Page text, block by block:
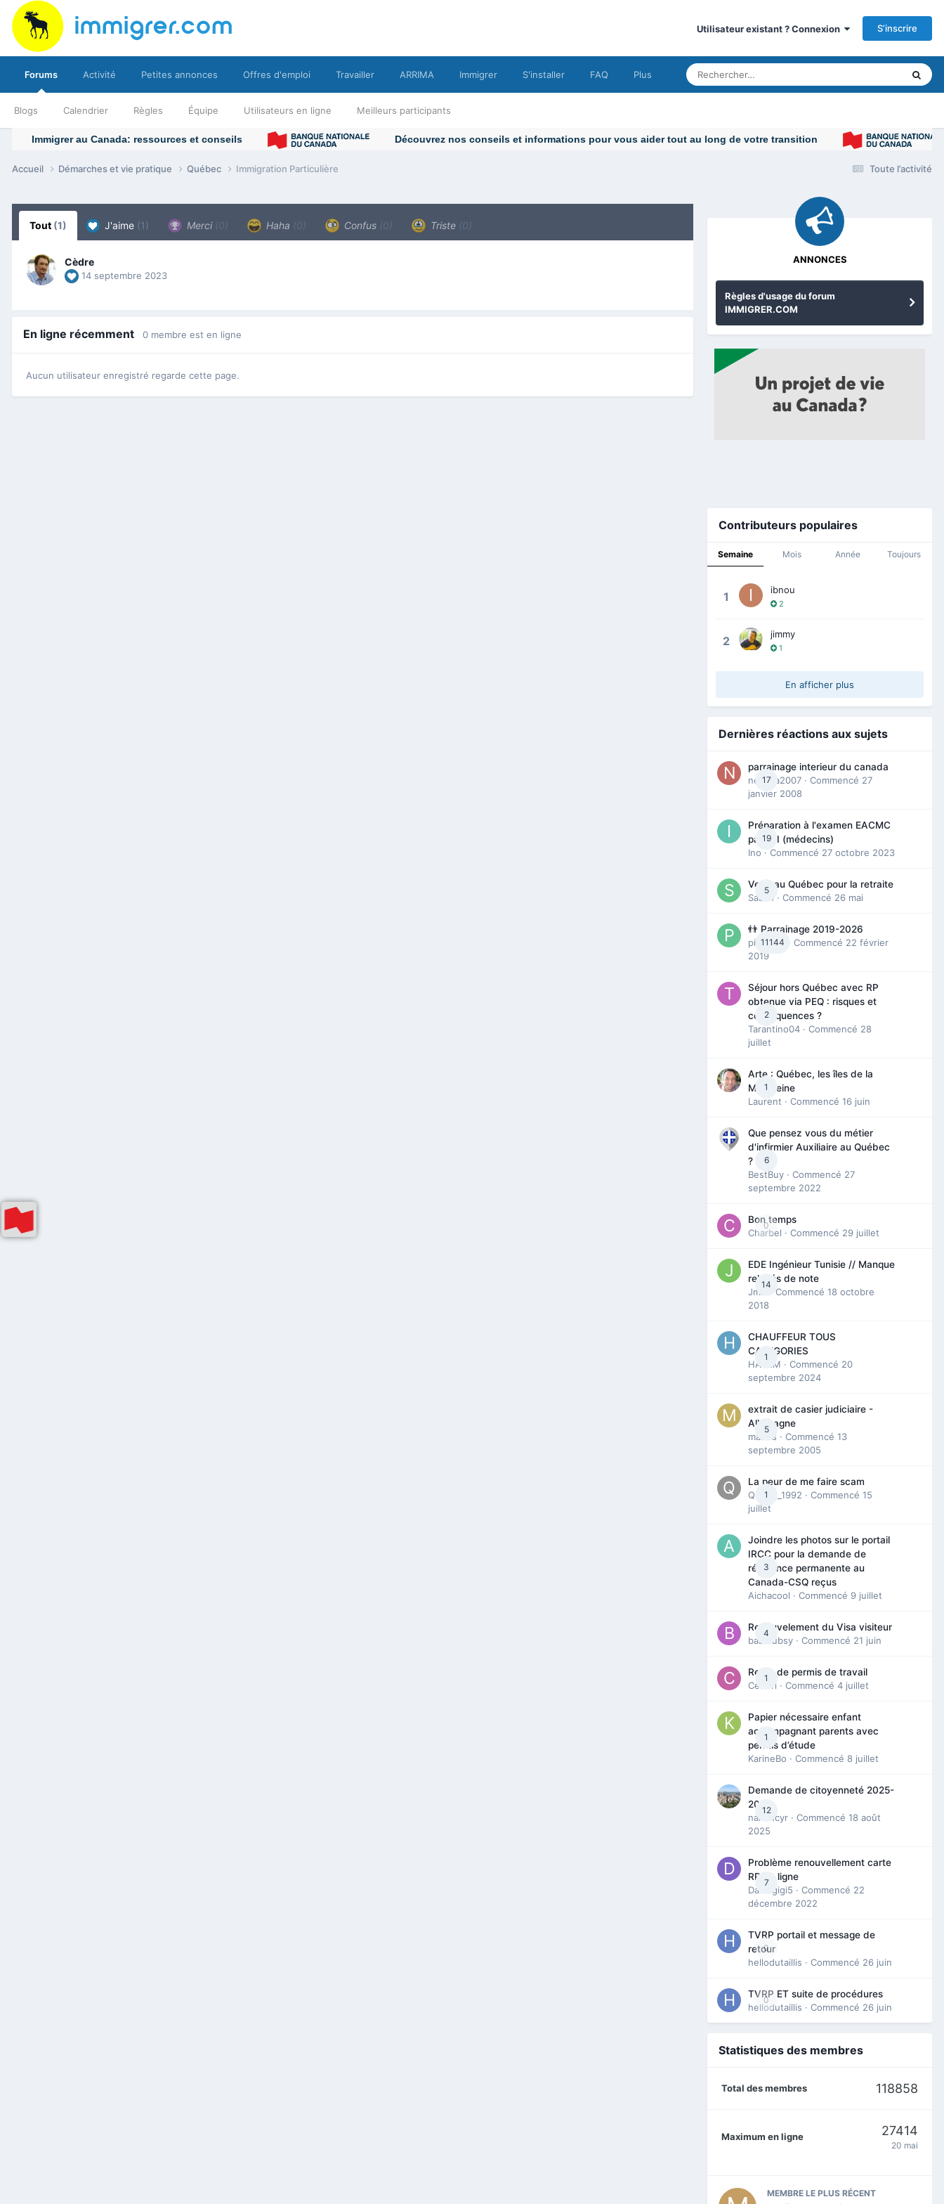
Utilisateur existant ? Connexion S’inscrire
Forums
Blogs Calendrier Règles Équipe Utilisateurs en ligne Meilleurs participants
Activité Petites annonces Offres d'emploi Travailler ARRIMA Immigrer S'installer FAQ Plus
Toute l’activité
Accueil Démarches et vie pratique Québec Immigration Particulière
Tout (1) J'aime (1) Merci (0) Haha (0) Confus (0) Triste (0)
Cèdre
14 septembre 2023
En ligne récemment 0 membre est en ligne
Aucun utilisateur enregistré regarde cette page.
ANNONCES
Règles d'usage du forum
IMMIGRER.COM
Contributeurs populaires
Semaine Mois Année Toujours
1 ibnou
2
2 jimmy
1
En afficher plus
Dernières réactions aux sujets
17
parrainage interieur du canada
nedjma2007 · Commencé 27
janvier 2008
19
Préparation à l'examen EACMC
partie I (médecins)
Ino · Commencé 27 octobre 2023
5
Venir au Québec pour la retraite
Sab74 · Commencé 26 mai
11144
👬 Parrainage 2019-2026
piinoush
· Commencé 22 février
2019
2
Séjour hors Québec avec RP
obtenue via PEQ : risques et
conséquences ?
Tarantino04 · Commencé 28
juillet
1
Arte : Québec, les îles de la
Madeleine
Laurent · Commencé 16 juin
6
Que pensez vous du métier
d'infirmier Auxiliaire au Québec
?
BestBuy · Commencé 27
septembre 2022
0
Bon temps
Charbel · Commencé 29 juillet
14
EDE Ingénieur Tunisie // Manque
relevés de note
Jmili
· Commencé 18 octobre
2018
1
CHAUFFEUR TOUS
CATEGORIES
HAZEM · Commencé 20
septembre 2024
5
extrait de casier judiciaire -
Allemagne
maries · Commencé 13
septembre 2005
1
La peur de me faire scam
Queen_1992 · Commencé 15
juillet
3
Joindre les photos sur le portail
IRCC pour la demande de
résidence permanente au
Canada-CSQ reçus
Aichacool · Commencé 9 juillet
4
Renouvelement du Visa visiteur
babibubsy · Commencé 21 juin
1
Refus de permis de travail
Cedbri · Commencé 4 juillet
1
Papier nécessaire enfant
accompagnant parents avec
permis d’étude
KarineBo · Commencé 8 juillet
12
Demande de citoyenneté 2025-
2026
nanancyr · Commencé 18 août
2025
7
Problème renouvellement carte
RP en ligne
Davidgigi5 · Commencé 22
décembre 2022
0
TVRP portail et message de
retour
hellodutaillis · Commencé 26 juin
0
TVRP ET suite de procédures
hellodutaillis · Commencé 26 juin
Statistiques des membres
Total des membres 118858
Maximum en ligne 27414
20 mai
MEMBRE LE PLUS RÉCENT